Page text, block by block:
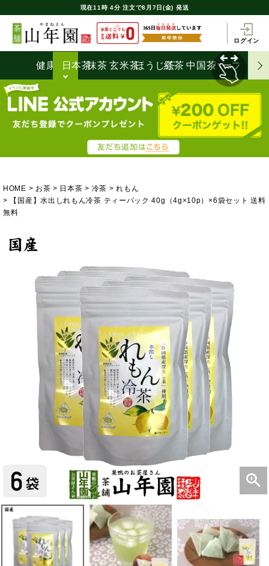
現在11時 4分 注文で8月7日(金) 発送
ログイン
健康茶日本茶抹茶 玄米茶ほうじ茶
紅茶 中国茶ハーブティ
HOME お茶 日本茶 冷茶
れもん
【国産】水出しれもん冷茶 ティーパック 40g（4g×10p）×6袋セット 送料
無料